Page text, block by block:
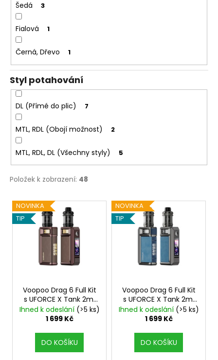
Šedá 3
Fialová 1
Černá, Dřevo 1
Styl potahování
DL (Přímé do plic) 7
MTL, RDL (Obojí možnost) 2
MTL, RDL, DL (Všechny styly) 5
Položek k zobrazení: 48
V
ý
p
NOVINKA
TIP
Voopoo Drag 6 Full Kit
s UFORCE X Tank 2ml
Brown4400mAh
Ihned k odeslání (>5 ks)
1 699 Kč
DO KOŠÍKU
NOVINKA
TIP
Voopoo Drag 6 Full Kit
s UFORCE X Tank 2ml
Metal Gray4400mAh
Ihned k odeslání (>5 ks)
1 699 Kč
DO KOŠÍKU